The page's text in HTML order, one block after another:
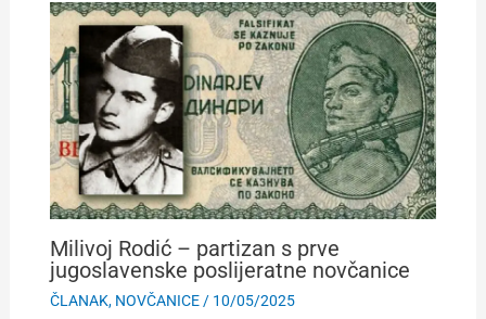
Milivoj Rodić – partizan s prve
jugoslavenske poslijeratne novčanice
ČLANAK, NOVČANICE/ 10/05/2025